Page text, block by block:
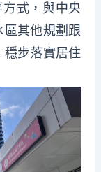
式，與中央
區其他規劃跟
穩步落實居住